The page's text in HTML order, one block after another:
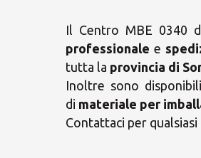
Il Centro MBE 0340
professionale e
tutta la provincia di
Inoltre sono disponibili
di materiale per
Contattaci per